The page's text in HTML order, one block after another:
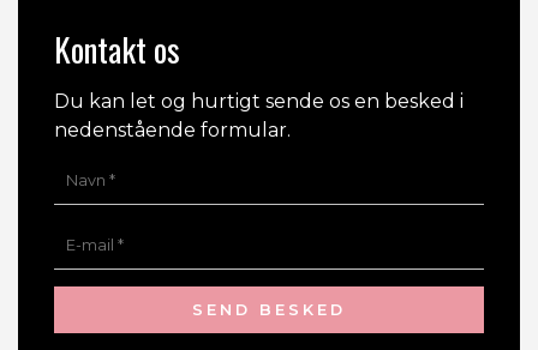
Kontakt os
Du kan let og hurtigt sende os en besked i
nedenstående formular.